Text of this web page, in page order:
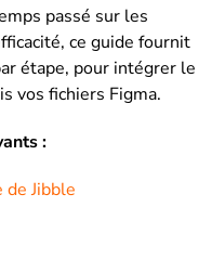
passé sur les
ce guide fournit
étape, pour intégrer le
vos fichiers Figma.
:
de Jibble